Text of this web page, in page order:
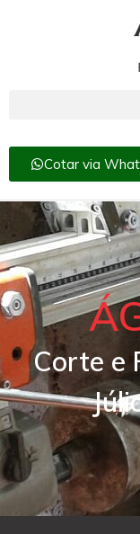
Cotar via
Corte e